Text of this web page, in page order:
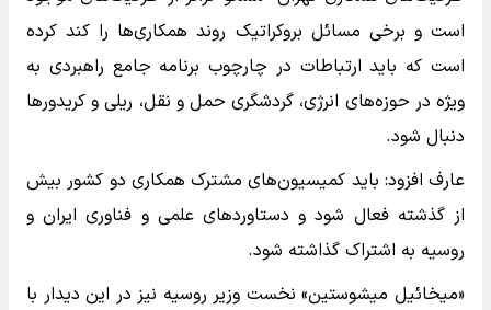
است و برخی مسائل بروکراتیک روند همکاری‌ها را کند کرده
است که باید ارتباطات در چارچوب برنامه جامع راهبردی به
ویژه در حوزه‌های انرژی، گردشگری حمل و نقل، ریلی و کریدورها
دنبال شود.
عارف افزود: باید کمیسیون‌های مشترک همکاری دو کشور بیش
از گذشته فعال شود و دستاوردهای علمی و فناوری ایران و
روسیه به اشتراک گذاشته شود.
«میخائیل میشوستین» نخست وزیر روسیه نیز در این دیدار با